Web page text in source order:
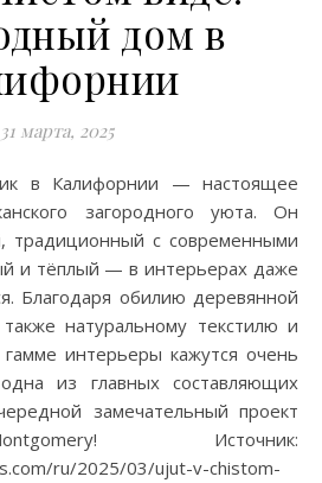
дом в
31 марта, 2025
загородного уюта. Он
традиционный с современными
и тёплый — в интерьерах даже
Благодаря обилию деревянной
натуральному текстилю и
интерьеры кажутся очень
из главных составляющих
замечательный проект
Источник:
ru/2025/03/ujut-v-chistom-